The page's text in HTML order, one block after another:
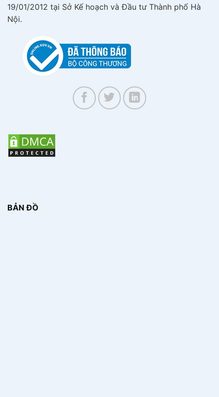
19/01/2012 tại Sở Kế hoạch và Đầu tư Thành phố Hà
Nội.
BẢN ĐỒ